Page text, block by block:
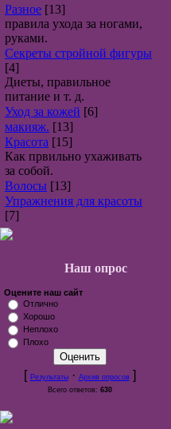
Разное [13]
правила ухода за ногами,
руками.
Секреты стройной фигуры
[4]
Диеты, правильное
питание и т. д.
Уход за кожей [6]
макияж. [13]
Красота [15]
Как првильно ухаживать
за собой.
Волосы [13]
Упражнения для красоты
[7]
Наш опрос
Оцените наш сайт
Отлично
Хорошо
Неплохо
Плохо
[ Результаты· Архив опросов]
Всего ответов: 630